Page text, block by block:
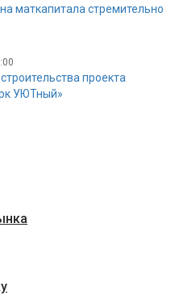
маткапитала стремительно
проекта
УЮТный»